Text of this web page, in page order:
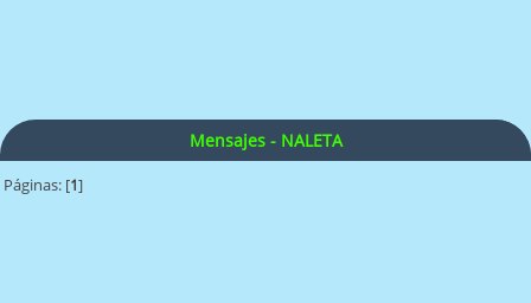
Mensajes - NALETA
Páginas: [1]